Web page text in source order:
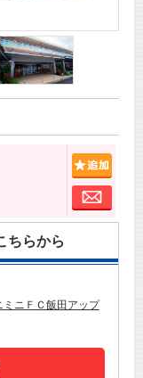
お問
ちらから
ミニＦＣ飯田アップ